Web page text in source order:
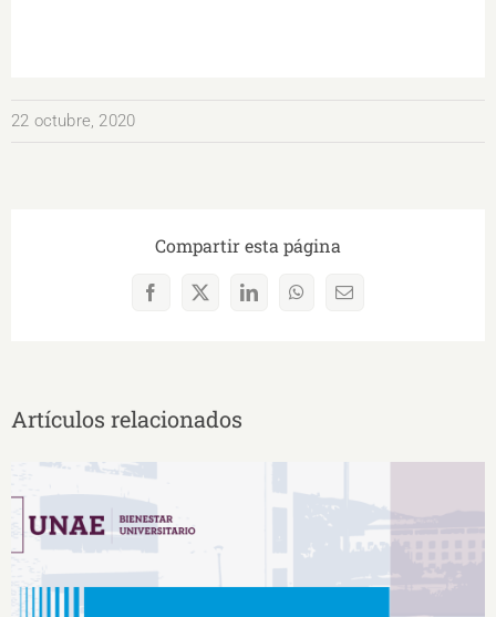
22 octubre, 2020
Compartir esta página
Facebook
X LinkedInWhatsAppCorreo
Artículos relacionados